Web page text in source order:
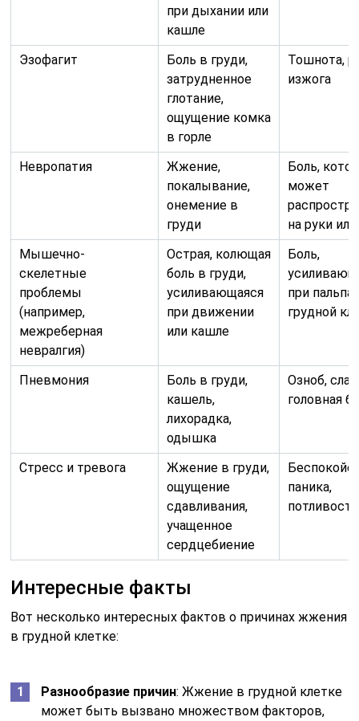
при дыхании или
кашле
Эзофагит
Боль в груди,
затрудненное
глотание,
ощущение комка
в горле
Тошнота,
изжога
Невропатия
Жжение,
покалывание,
онемение в
груди
Боль,
может
на руки
Мышечно-
скелетные
проблемы
(например,
межреберная
невралгия)
Острая, колющая
боль в груди,
усиливающаяся
при движении
или кашле
Боль,
при
грудной
Пневмония
Боль в груди,
кашель,
лихорадка,
одышка
Озноб,
головная
Стресс и тревога
Жжение в груди,
ощущение
сдавливания,
учащенное
сердцебиение
паника,
потливость
Интересные факты
Вот несколько интересных фактов о причинах жжения
в грудной клетке:
Разнообразие причин: Жжение в грудной клетке
может быть вызвано множеством факторов,